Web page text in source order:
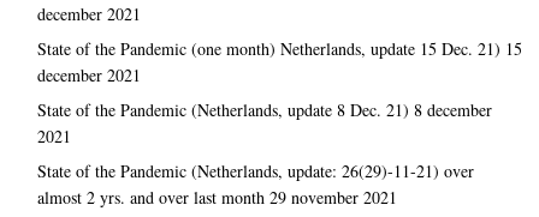
december 2021
State of the Pandemic (one month) Netherlands, update 15 Dec. 21) 15
december 2021
State of the Pandemic (Netherlands, update 8 Dec. 21) 8 december
2021
State of the Pandemic (Netherlands, update: 26(29)-11-21) over
almost 2 yrs. and over last month 29 november 2021